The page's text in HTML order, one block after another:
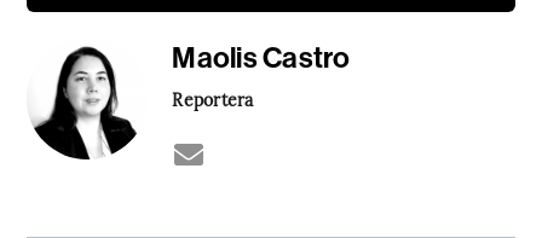
Maolis Castro
Reportera